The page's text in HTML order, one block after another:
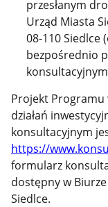
przesłanym
Urząd Miasta
08-110 Siedlce
bezpośrednio
Projekt Programu
działań
konsultacyjnym
https://
formularz
dostępny w
Siedlce.